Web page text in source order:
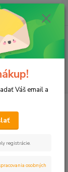
Menu
ks
za0 €
Váš email a
registrácie.
osobných